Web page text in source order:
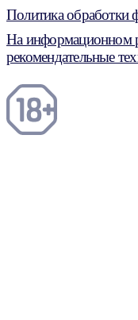
Политика обработки
На информационном
рекомендательные